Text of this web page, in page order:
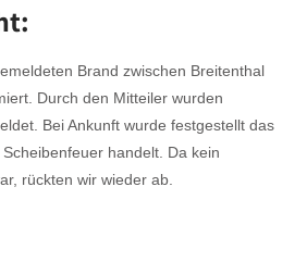
Brand zwischen Breitenthal
Durch den Mitteiler wurden
Bei Ankunft wurde festgestellt das
handelt. Da kein
rückten wir wieder ab.